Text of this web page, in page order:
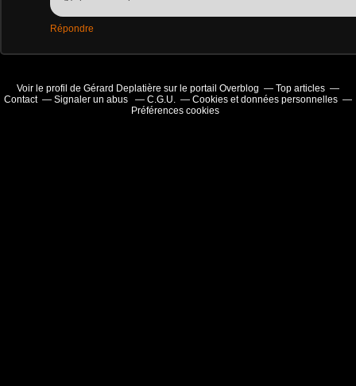
Répondre
Voir le profil de Gérard Deplatière sur le portail Overblog
Top articles
Contact
Signaler un abus C.G.U.
Cookies et données personnelles
Préférences cookies